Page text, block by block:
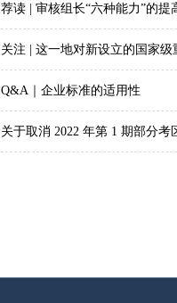
荐读 | 审核组长“六种能力”的提
关注 | 这一地对新设立的国家
Q&A｜企业标准的适用性
关于取消 2022 年第 1 期部分